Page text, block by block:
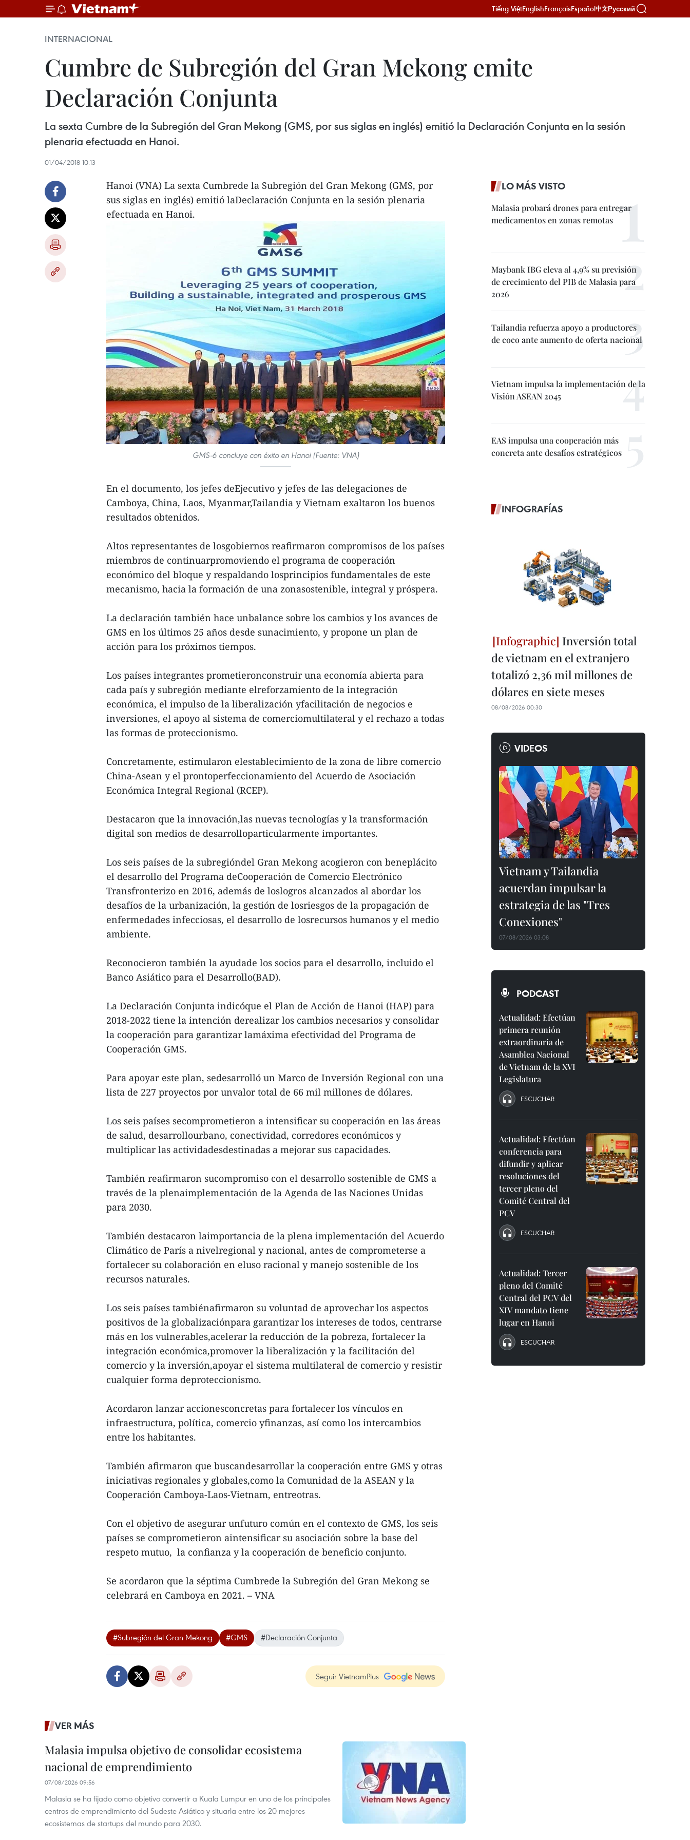
Tiếng ViệtEnglishFrançaisEspañol中文Русский
INTERNACIONAL
Cumbre de Subregión del Gran Mekong emite
Declaración Conjunta
La sexta Cumbre de la Subregión del Gran Mekong (GMS, por sus siglas en inglés) emitió la Declaración Conjunta en la sesión
plenaria efectuada en Hanoi.
01/04/2018 10:13
Hanoi​ (VNA) La sexta Cumbrede la Subregión del Gran Mekong (GMS, por
sus siglas en inglés) emitió laDeclaración Conjunta en la sesión plenaria
efectuada en Hanoi.
GMS-6 concluye con éxito en Hanoi (Fuente: VNA)
En el documento, los jefes deEjecutivo y jefes de las delegaciones de
Camboya, China, Laos, Myanmar,Tailandia y Vietnam exaltaron los buenos
resultados obtenidos.
Altos representantes de losgobiernos reafirmaron compromisos de los países
miembros de continuarpromoviendo el programa de cooperación
económico del bloque y respaldando losprincipios fundamentales de este
mecanismo, hacia la formación de una zonasostenible, integral y próspera.
La declaración también hace unbalance sobre los cambios y los avances de
GMS en los últimos 25 años desde sunacimiento, y propone un plan de
acción para los próximos tiempos.
Los países integrantes prometieronconstruir una economía abierta para
cada país y subregión mediante elreforzamiento de la integración
económica, el impulso de la liberalización yfacilitación de negocios e
inversiones, el apoyo al sistema de comerciomultilateral y el rechazo a todas
las formas de proteccionismo.
Concretamente, estimularon elestablecimiento de la zona de libre comercio
China-Asean y el prontoperfeccionamiento del Acuerdo de Asociación
Económica Integral Regional (RCEP).
Destacaron que la innovación,las nuevas tecnologías y la transformación
digital son medios de desarrolloparticularmente importantes.
Los seis países de la subregióndel Gran Mekong acogieron con beneplácito
el desarrollo del Programa deCooperación de Comercio Electrónico
Transfronterizo en 2016, además de loslogros alcanzados al abordar los
desafíos de la urbanización, la gestión de losriesgos de la propagación de
enfermedades infecciosas, el desarrollo de losrecursos humanos y el medio
ambiente.
Reconocieron también la ayudade los socios para el desarrollo, incluido el
Banco Asiático para el Desarrollo(BAD).
La Declaración Conjunta indicóque el Plan de Acción de Hanoi (HAP) para
2018-2022 tiene la intención derealizar los cambios necesarios y consolidar
la cooperación para garantizar lamáxima efectividad del Programa de
Cooperación GMS.
Para apoyar este plan, sedesarrolló un Marco de Inversión Regional con una
lista de 227 proyectos por unvalor total de 66 mil millones de dólares.
Los seis países secomprometieron a intensificar su cooperación en las áreas
de salud, desarrollourbano, conectividad, corredores económicos y
multiplicar las actividadesdestinadas a mejorar sus capacidades.
También reafirmaron sucompromiso con el desarrollo sostenible de GMS a
través de la plenaimplementación de la Agenda de las Naciones Unidas
para 2030.
También destacaron laimportancia de la plena implementación del Acuerdo
Climático de París a nivelregional y nacional, antes de comprometerse a
fortalecer su colaboración en eluso racional y manejo sostenible de los
recursos naturales.
Los seis países tambiénafirmaron su voluntad de aprovechar los aspectos
positivos de la globalizaciónpara garantizar los intereses de todos, centrarse
más en los vulnerables,acelerar la reducción de la pobreza, fortalecer la
integración económica,promover la liberalización y la facilitación del
comercio y la inversión,apoyar el sistema multilateral de comercio y resistir
cualquier forma deproteccionismo.
Acordaron lanzar accionesconcretas para fortalecer los vínculos en
infraestructura, política, comercio yfinanzas, así como los intercambios
entre los habitantes.
También afirmaron que buscandesarrollar la cooperación entre GMS y otras
iniciativas regionales y globales,como la Comunidad de la ASEAN y la
Cooperación Camboya-Laos-Vietnam, entreotras.
Con el objetivo de asegurar unfuturo común en el contexto de GMS, los seis
países se comprometieron aintensificar su asociación sobre la base del
respeto mutuo, la confianza y la cooperación de beneficio conjunto.
Se acordaron que la séptima Cumbrede la Subregión del Gran Mekong se
celebrará en Camboya en 2021. – VNA
#Subregión del Gran Mekong #GMS #Declaración Conjunta
Seguir VietnamPlus
VER MÁS
Malasia impulsa objetivo de consolidar ecosistema
nacional de emprendimiento
07/08/2026 09:56
Malasia se ha fijado como objetivo convertir a Kuala Lumpur en uno de los principales
centros de emprendimiento del Sudeste Asiático y situarla entre los 20 mejores
ecosistemas de startups del mundo para 2030.
LO MÁS VISTO
Malasia probará drones para entregar
medicamentos en zonas remotas
Maybank IBG eleva al 4,9% su previsión
de crecimiento del PIB de Malasia para
2026
Tailandia refuerza apoyo a productores
de coco ante aumento de oferta nacional
Vietnam impulsa la implementación de la
Visión ASEAN 2045
EAS impulsa una cooperación más
concreta ante desafíos estratégicos
INFOGRAFÍAS
Inversión total
de vietnam en el extranjero
totalizó 2,36 mil millones de
dólares en siete meses
08/08/2026 00:30
VIDEOS
Vietnam y Tailandia
acuerdan impulsar la
estrategia de las "Tres
Conexiones"
07/08/2026 03:08
PODCAST
Actualidad: Efectúan
primera reunión
extraordinaria de
Asamblea Nacional
de Vietnam de la XVI
Legislatura
ESCUCHAR
Actualidad: Efectúan
conferencia para
difundir y aplicar
resoluciones del
tercer pleno del
Comité Central del
PCV
ESCUCHAR
Actualidad: Tercer
pleno del Comité
Central del PCV del
XIV mandato tiene
lugar en Hanoi
ESCUCHAR